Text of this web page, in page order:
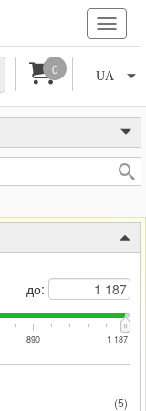
UA
0
до:
890 1 187
(5)